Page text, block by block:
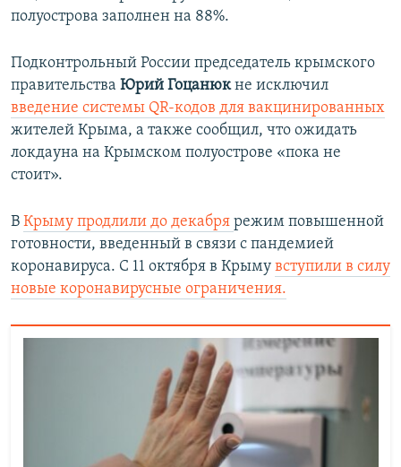
полуострова заполнен на 88%.
Подконтрольный России председатель крымского
правительства Юрий Гоцанюкне исключил
введение системы QR-кодов для вакцинированных
жителей Крыма, а также сообщил, что ожидать
локдауна на Крымском полуострове «пока не
стоит».
В Крыму продлили до декабря режим повышенной
готовности, введенный в связи с пандемией
коронавируса. С 11 октября в Крыму вступили в силу
новые коронавирусные ограничения.